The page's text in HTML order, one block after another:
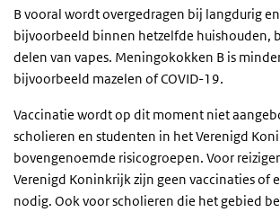
B vooral wordt overgedragen bij langdurig
bijvoorbeeld binnen hetzelfde huishouden,
delen van vapes. Meningokokken B is
bijvoorbeeld mazelen of COVID-19.
Vaccinatie wordt op dit moment niet
scholieren en studenten in het Verenigd
bovengenoemde risicogroepen. Voor
Verenigd Koninkrijk zijn geen vaccinaties of
nodig. Ook voor scholieren die het gebied